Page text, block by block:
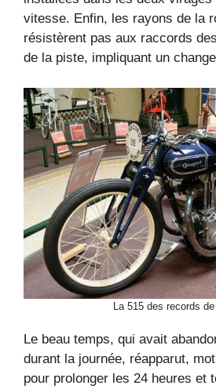
vitesse. Enfin, les rayons de la
résistèrent pas aux raccords
de la piste, impliquant un
La 515 des records
Le beau temps, qui avait
durant la journée, réapparut,
pour prolonger les 24 heures et